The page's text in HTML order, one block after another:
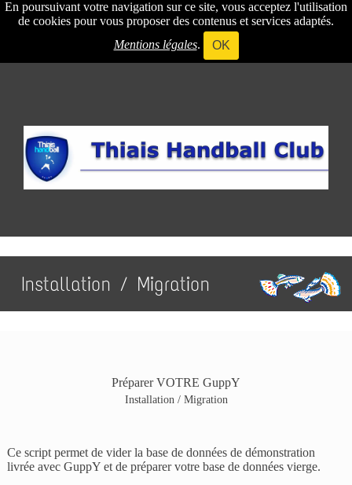
En poursuivant votre navigation sur ce site, vous acceptez l'utilisation
de cookies pour vous proposer des contenus et services adaptés.
Mentions légales. OK
Installation / Migration
Préparer VOTRE GuppY
Installation / Migration
Ce script permet de vider la base de données de démonstration
livrée avec GuppY et de préparer votre base de données vierge.